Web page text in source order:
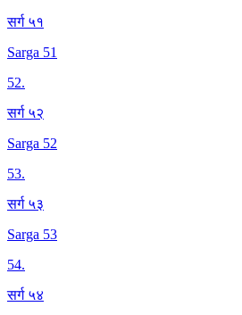
सर्ग ५१
Sarga 51
52.
सर्ग ५२
Sarga 52
53.
सर्ग ५३
Sarga 53
54.
सर्ग ५४